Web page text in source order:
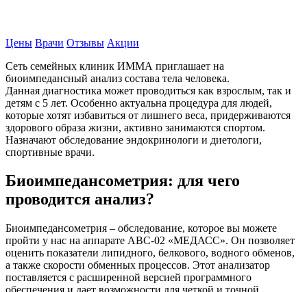
Цены Врачи Отзывы Акции
Сеть семейных клиник ИММА приглашает на
биоимпедансный анализ состава тела человека.
Данная диагностика может проводиться как взрослым, так и
детям с 5 лет. Особенно актуальна процедура для людей,
которые хотят избавиться от лишнего веса, придерживаются
здорового образа жизни, активно занимаются спортом.
Назначают обследование эндокринологи и диетологи,
спортивные врачи.
Биоимпедансометрия: для чего
проводится анализ?
Биоимпедансометрия – обследование, которое вы можете
пройти у нас на аппарате АВС-02 «МЕДАСС». Он позволяет
оценить показатели липидного, белкового, водного обменов,
а также скорости обменных процессов. Этот анализатор
поставляется с расширенной версией программного